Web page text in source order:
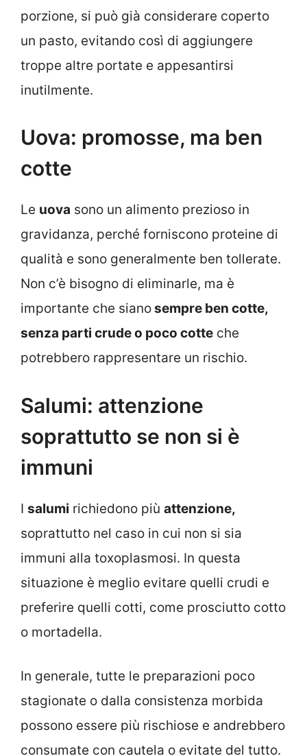
porzione, si può già considerare coperto
un pasto, evitando così di aggiungere
troppe altre portate e appesantirsi
inutilmente.
Uova: promosse, ma ben
cotte
Le uova sono un alimento prezioso in
gravidanza, perché forniscono proteine di
qualità e sono generalmente ben tollerate.
Non c’è bisogno di eliminarle, ma è
importante che sianosempre ben cotte,
senza parti crude o poco cotte che
potrebbero rappresentare un rischio.
Salumi: attenzione
soprattutto se non si è
immuni
I salumi richiedono più attenzione,
soprattutto nel caso in cui non si sia
immuni alla toxoplasmosi. In questa
situazione è meglio evitare quelli crudi e
preferire quelli cotti, come prosciutto cotto
o mortadella.
In generale, tutte le preparazioni poco
stagionate o dalla consistenza morbida
possono essere più rischiose e andrebbero
consumate con cautela o evitate del tutto.